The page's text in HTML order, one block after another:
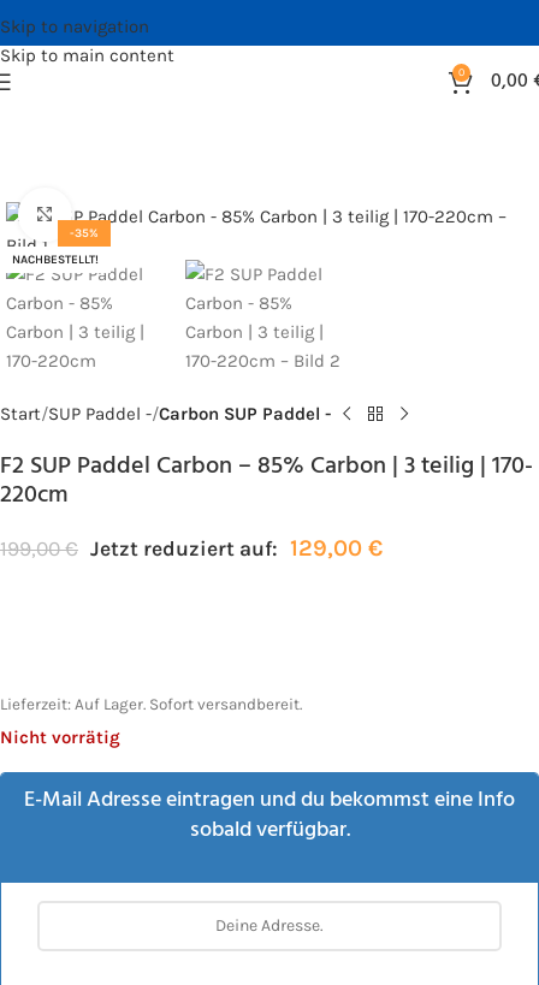
Skip to navigation
Skip to main content
0 0,00
-35%
NACHBESTELLT!
Bild vergrößern
Start SUP Paddel - Carbon SUP Paddel -
F2 SUP Paddel Carbon – 85% Carbon | 3 teilig | 170-
220cm
199,00€ Jetzt reduziert auf: 129,00 €
Lieferzeit: Auf Lager. Sofort versandbereit.
Nicht vorrätig
E-Mail Adresse eintragen und du bekommst eine Info
sobald verfügbar.